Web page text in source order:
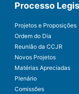
Processo
Projetos e Proposições
Ordem do Dia
Reunião da CCJR
Novos Projetos
Matérias Apreciadas
Plenário
Comissões